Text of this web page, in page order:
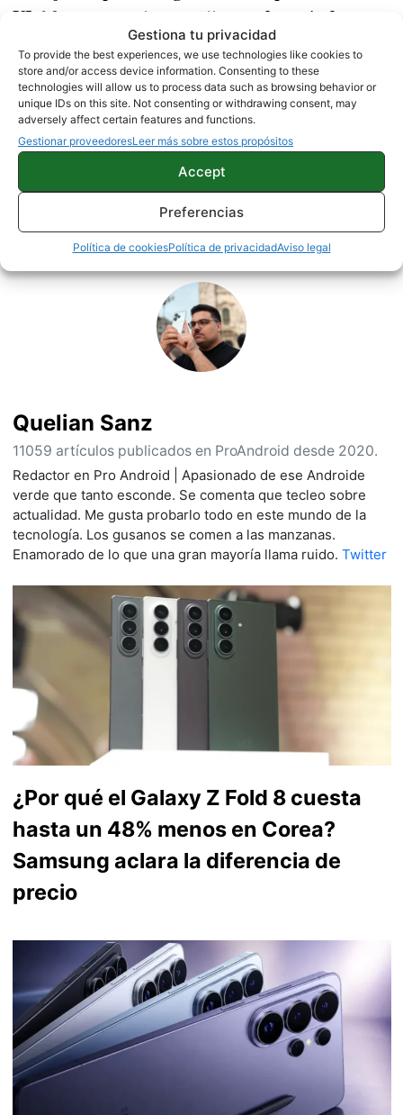
Gestiona tu privacidad
To provide the best experiences, we use technologies like cookies to
store and/or access device information. Consenting to these
technologies will allow us to process data such as browsing behavior or
unique IDs on this site. Not consenting or withdrawing consent, may
adversely affect certain features and functions.
Gestionar proveedoresLeer más sobre estos propósitos
Accept
Preferencias
Política de cookiesPolítica de privacidadAviso legal
UI 6.0 . Esta actualización llegará
después de
, o como muy temprano a finales del mismo.
Dependiendo del móvil Samsung que tengas
podrías tardar más o menos enactualizar.
NOTICIAS SAMSUNG
Sobre este autor
Quelian Sanz
11059 artículos publicados en ProAndroid desde 2020.
Redactor en Pro Android | Apasionado de ese Androide
verde que tanto esconde. Se comenta que tecleo sobre
actualidad. Me gusta probarlo todo en este mundo de la
tecnología. Los gusanos se comen a las manzanas.
Enamorado de lo que una gran mayoría llama ruido. Twitter
¿Por qué el Galaxy Z Fold 8 cuesta
hasta un 48% menos en Corea?
Samsung aclara la diferencia de
precio